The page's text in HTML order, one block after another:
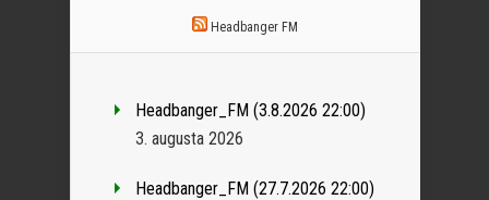
Headbanger FM
Headbanger_FM (3.8.2026 22:00)
3. augusta 2026
Headbanger_FM (27.7.2026 22:00)